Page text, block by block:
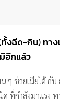
งฉีด-กิน) ทาง
อีกแล้ว
ๆ ช่วยเมียได้ กับ
ที่กำลังมาแรง ท